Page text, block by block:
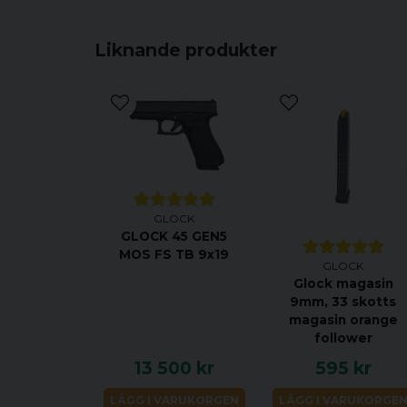
Liknande produkter
GLOCK
GLOCK 45 GEN5
MOS FS TB 9x19
13 500 kr
LÄGG I VARUKORGEN
GLOCK
Glock magasin
9mm, 33 skotts
magasin orange
follower
595 kr
LÄGG I VARUKORGEN